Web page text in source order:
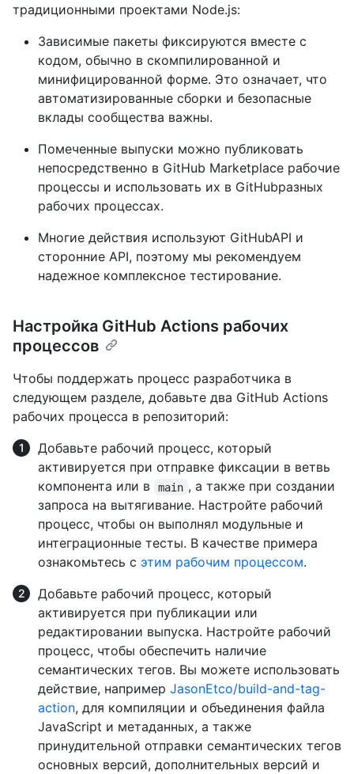
традиционными проектами Node.js:
Зависимые пакеты фиксируются вместе с
кодом, обычно в скомпилированной и
минифицированной форме. Это означает, что
автоматизированные сборки и безопасные
вклады сообщества важны.
Помеченные выпуски можно публиковать
непосредственно в GitHub Marketplace рабочие
процессы и использовать их в GitHubразных
рабочих процессах.
Многие действия используют GitHubAPI и
сторонние API, поэтому мы рекомендуем
надежное комплексное тестирование.
Настройка GitHub Actions рабочих
процессов
Чтобы поддержать процесс разработчика в
следующем разделе, добавьте два GitHub Actions
рабочих процесса в репозиторий:
Добавьте рабочий процесс, который
активируется при отправке фиксации в ветвь
компонента или в
main , а также при создании
запроса на вытягивание. Настройте рабочий
процесс, чтобы он выполнял модульные и
интеграционные тесты. В качестве примера
ознакомьтесь с этим рабочим процессом.
Добавьте рабочий процесс, который
активируется при публикации или
редактировании выпуска. Настройте рабочий
процесс, чтобы обеспечить наличие
семантических тегов. Вы можете использовать
действие, например JasonEtco/build-and-tag-
action, для компиляции и объединения файла
JavaScript и метаданных, а также
принудительной отправки семантических тегов
основных версий, дополнительных версий и